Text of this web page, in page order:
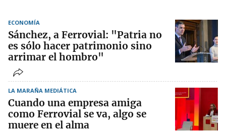
ECONOMÍA
Sánchez, a Ferrovial: "Patria no
es sólo hacer patrimonio sino
arrimar el hombro"
LA MARAÑA MEDIÁTICA
Cuando una empresa amiga
como Ferrovial se va, algo se
muere en el alma